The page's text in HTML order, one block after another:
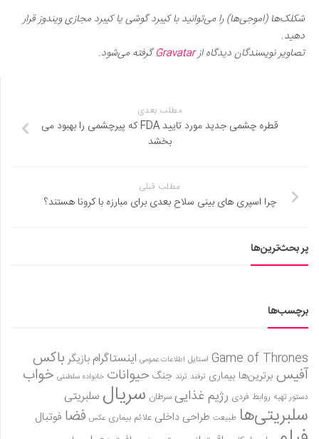
شکلک‌ها (اموجی‌ها) را می‌توانید با کیبرد گوشی یا کیبرد مجازی ویندوز قرار
دهید.
تصاویر نویسندگان دیدگاه ازGravatarگرفته می‌شود.
مطلب بعدی
قطره چشمی جدید مورد تایید FDA که پیرچشمی را بهبود می
بخشد
مطلب قبلی
چرا اسپری های بینی سلاح بعدی برای مبارزه با کرونا هستند؟
پر بحث‌ترین‌ها
برچسب‌ها
Game of Thrones استایل اطلاعات عمومی اینستاگرام بازیگر باکس
آفیس برترین‌ها بیماری ترفند ترند جنگ حیوانات خانواده سلطنتی خواب
دستور تهیه روابط فردی رژیم غذاییسرطان سریال سلبریتی
سلبریتی‌ها طبیعت طراحی داخلی علائم بیماری عکس فضا فوتبال